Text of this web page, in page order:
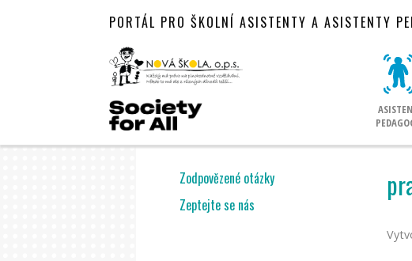
PORTÁL PRO ŠKOLNÍ ASISTENTY A ASISTENTY
Zodpovězené otázky
Zeptejte se nás